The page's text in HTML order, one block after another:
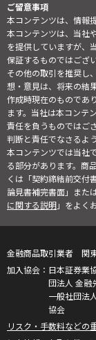
ご留意事項
本コンテンツは、情報
本コンテンツは、当社
を提供していますが、
保証するものではござ
その他の取引を推奨し
想・意見は、将来の結
作成時現在のものであ
ます。当社は本コンテ
責任を負うものではご
判断と責任でなさるよ
本コンテンツでは当社
る部分があります。商
くは「契約締結前交付
論見書補完書面」また
に関する説明」をよく
金融商品取引業者 関
日本証券業
団法人 金融
一般社団法
協会
リスク・手数料などの